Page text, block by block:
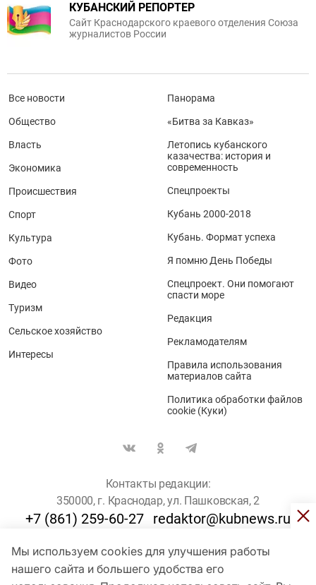
Мы используем cookies для улучшения работы
нашего сайта и большего удобства его
КУБАНСКИЙ РЕПОРТЕР
Сайт Краснодарского краевого отделения Союза
журналистов России
Все новости
Общество
Власть
Экономика
Происшествия
Спорт
Культура
Фото
Видео
Туризм
Сельское хозяйство
Интересы
Панорама
«Битва за Кавказ»
Летопись кубанского
казачества: история и
современность
Спецпроекты
Кубань 2000-2018
Кубань. Формат успеха
Я помню День Победы
Спецпроект. Они помогают
спасти море
Редакция
Рекламодателям
Правила использования
материалов сайта
Политика обработки файлов
cookie (Куки)
Контакты редакции:
350000, г. Краснодар, ул. Пашковская, 2
+7 (861) 259-60-27 redaktor@kubnews.ru
Для пользователей старше 16 лет